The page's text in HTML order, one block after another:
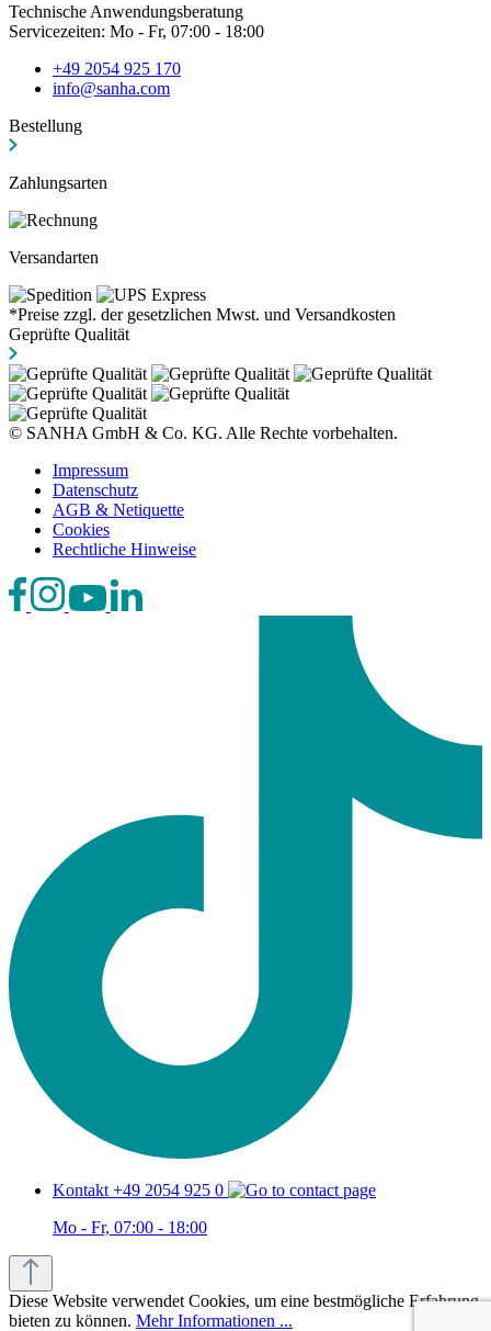
Technische Anwendungsberatung
Servicezeiten: Mo - Fr, 07:00 - 18:00
+49 2054 925 170
info@sanha.com
Bestellung
Zahlungsarten
Versandarten
*Preise zzgl. der gesetzlichen Mwst. und Versandkosten
Geprüfte Qualität
© SANHA GmbH & Co. KG. Alle Rechte vorbehalten.
Impressum
Datenschutz
AGB & Netiquette
Cookies
Rechtliche Hinweise
Kontakt +49 2054 925 0
Mo - Fr, 07:00 - 18:00
Diese Website verwendet Cookies, um eine bestmögliche Erfahrung
bieten zu können. Mehr Informationen ...